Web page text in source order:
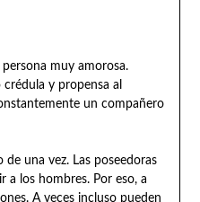
muy amorosa.
y propensa al
un compañero
de una vez. Las poseedoras
a los hombres. Por eso, a
A veces incluso pueden